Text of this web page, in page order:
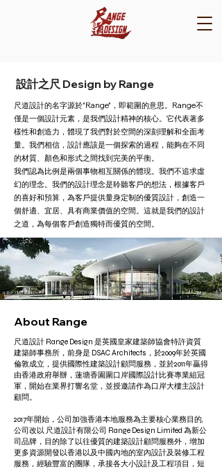
設計之尺 Design by Range
尺道設計的名字源於"Range"，即範圍的意思。Range不
僅是一個設計元素，是我們設計精神的核心。它代表著多
樣性和創造力，體現了我們對於空間的深刻理解和全面考
量。我們相信，設計應該是一個探索的過程，能夠在不同
的材質、顏色和形式之間找到完美的平衡。
我們認為比例是兩個事物相互關係的體現。我們不追求虛
幻的理念。我們的設計理念是聆聽客戶的想法，根據客戶
的喜好和預算，為客戶提供量身定制的優質設計，創造一
個舒適、宜居、具有商業價值的空間。這就是我們的設計
之道，為每個客戶創造獨特而優質的空間。
​About Range
尺道設計 Range Design 是英國皇家建築師協會特許資質
建築師事務所，前身是 DSAC Architects，於2009年於英國
倫敦成立，提供國際性建築設計顧問服務，並於2011年贏得
由香港政府舉辦，蓮塘香園圍口岸國際設計比賽專業組冠
軍，開始在業界打響名堂，並授邀請作為口岸大樓主設計
顧問。
2017年開始，公司加強香港本地服務為主要核心業務目的,
公司改以 尺道設計有限公司 Range Design Limited 為新公
司品牌，目的除了以往優質的建築設計顧問服務外，增加
更多資源開發以香港以及中國內地的室內設計及裝修工程
服務，經驗豐富的團隊，承接各大小設計及工程項目，短